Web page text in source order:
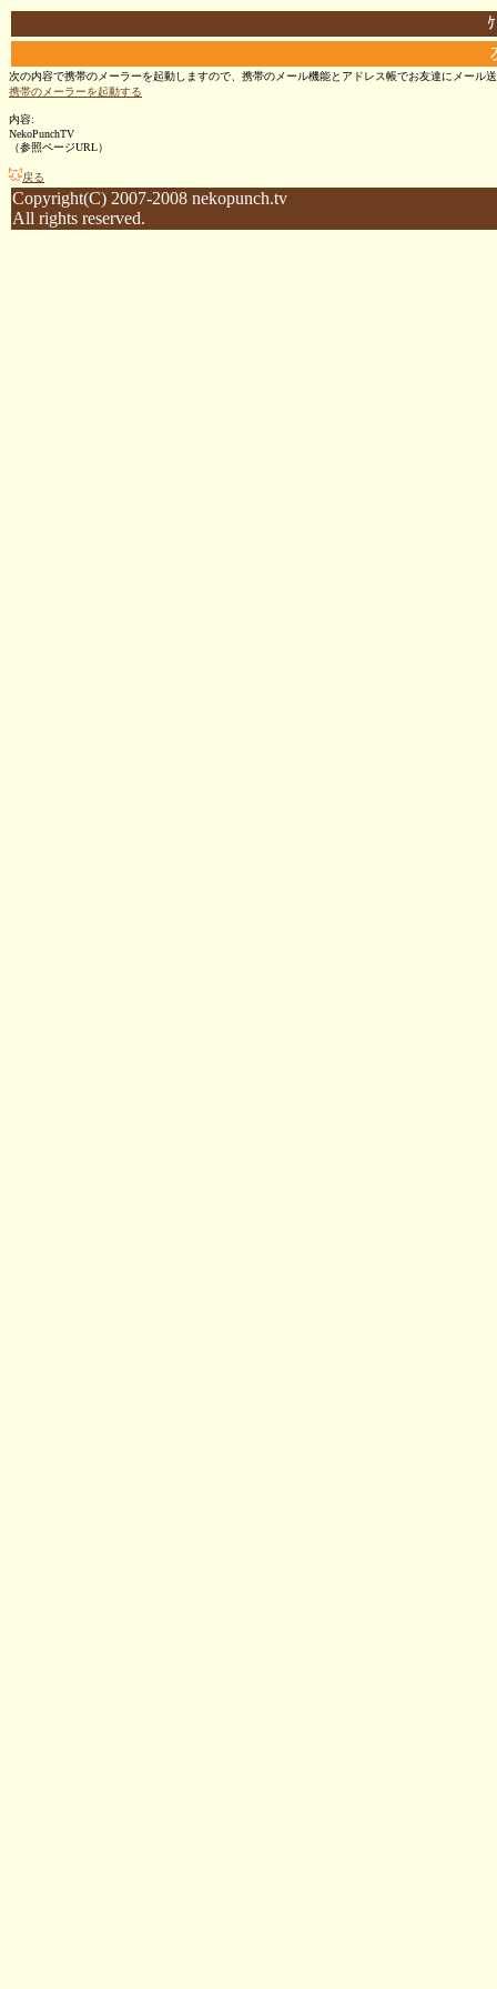
次の内容で携帯のメーラーを起動しますので、携帯のメール機能とアドレス帳でお友達にメール
携帯のメーラーを起動する
内容:
NekoPunchTV
（参照ページURL）
戻る
Copyright(C) 2007-2008 nekopunch.tv
All rights reserved.